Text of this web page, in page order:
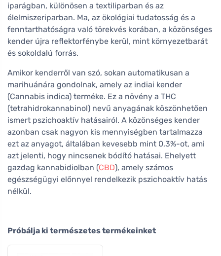
iparágban, különösen a textiliparban és az
élelmiszeriparban. Ma, az ökológiai tudatosság és a
fenntarthatóságra való törekvés korában, a közönséges
kender újra reflektorfénybe kerül, mint környezetbarát
és sokoldalú forrás.
Amikor kenderről van szó, sokan automatikusan a
marihuánára gondolnak, amely az indiai kender
(Cannabis indica) terméke. Ez a növény a THC
(tetrahidrokannabinol) nevű anyagának köszönhetően
ismert pszichoaktív hatásairól. A közönséges kender
azonban csak nagyon kis mennyiségben tartalmazza
ezt az anyagot, általában kevesebb mint 0,3%-ot, ami
azt jelenti, hogy nincsenek bódító hatásai. Ehelyett
gazdag kannabidiolban (CBD), amely számos
egészségügyi előnnyel rendelkezik pszichoaktív hatás
nélkül.
Próbálja ki természetes termékeinket